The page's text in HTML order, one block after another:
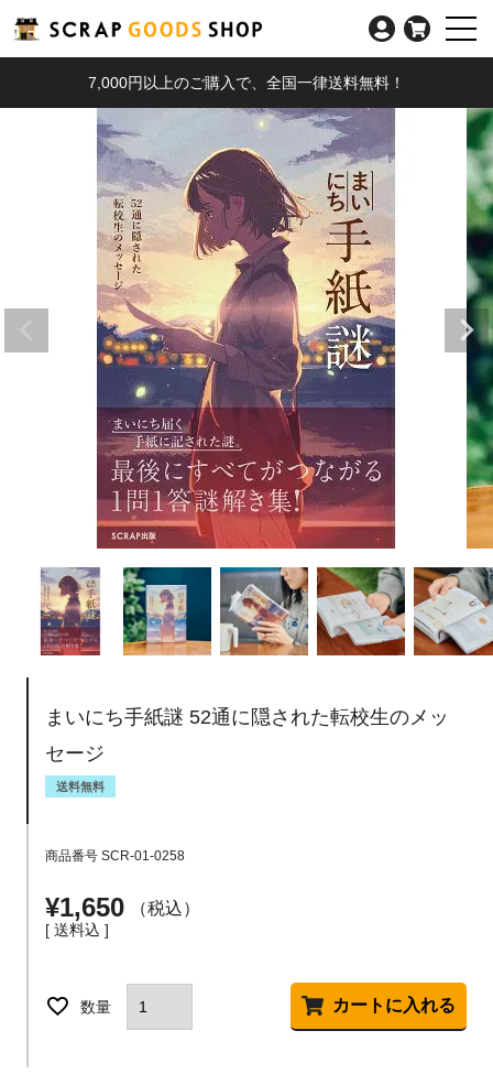
7,000円以上のご購入で、全国一律送料無料！
まいにち手紙謎 52通に隠された転校生のメッ
セージ
送料無料
商品番号 SCR-01-0258
¥1,650 税込
送料込
カートに入れる